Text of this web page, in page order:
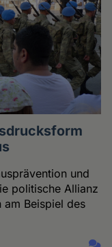
und
politische Allianz
Beispiel des